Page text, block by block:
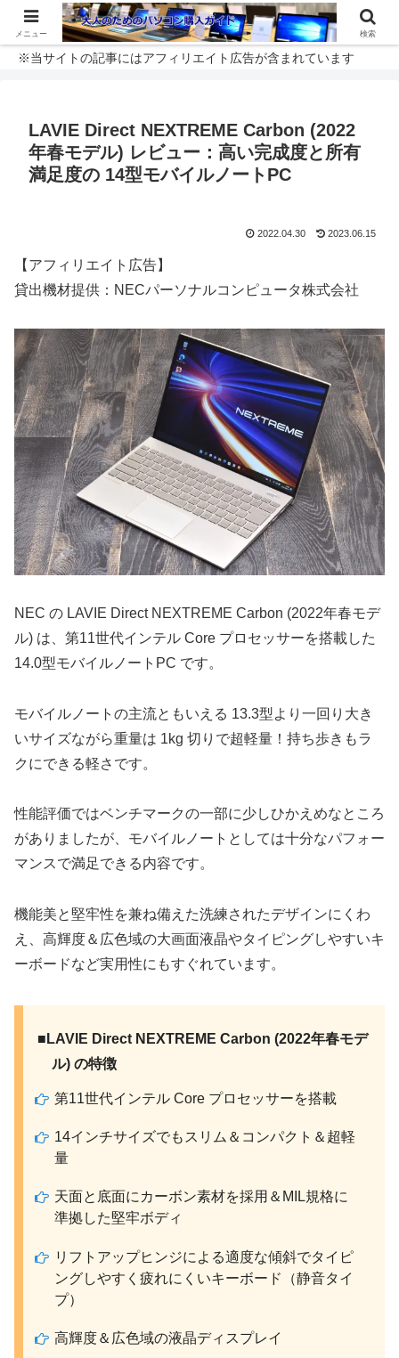
※当サイトの記事にはアフィリエイト広告が含まれています
LAVIE Direct NEXTREME Carbon (2022
年春モデル) レビュー：高い完成度と所有
満足度の 14型モバイルノートPC
2022.04.30 2023.06.15
【アフィリエイト広告】
貸出機材提供：NECパーソナルコンピュータ株式会社
NEC の LAVIE Direct NEXTREME Carbon (2022年春モデ
ル) は、第11世代インテル Core プロセッサーを搭載した
14.0型モバイルノートPC です。
モバイルノートの主流ともいえる 13.3型より一回り大き
いサイズながら重量は 1kg 切りで超軽量！持ち歩きもラ
クにできる軽さです。
性能評価ではベンチマークの一部に少しひかえめなところ
がありましたが、モバイルノートとしては十分なパフォー
マンスで満足できる内容です。
機能美と堅牢性を兼ね備えた洗練されたデザインにくわ
え、高輝度＆広色域の大画面液晶やタイピングしやすいキ
ーボードなど実用性にもすぐれています。
■LAVIE Direct NEXTREME Carbon (2022年春モデ
ル) の特徴
第11世代インテル Core プロセッサーを搭載
14インチサイズでもスリム＆コンパクト＆超軽
量
天面と底面にカーボン素材を採用＆MIL規格に
準拠した堅牢ボディ
リフトアップヒンジによる適度な傾斜でタイピ
ングしやすく疲れにくいキーボード（静音タイ
プ）
高輝度＆広色域の液晶ディスプレイ
メニュー 検索